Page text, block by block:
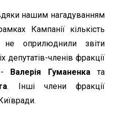
нашим нагадуванням
Кампанії кількість
не оприлюднили звіти
членів фракції
-
Валерія Гуманенката
. Інші члени фракції